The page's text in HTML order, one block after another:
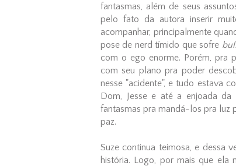
fantasmas, além de seus
pelo fato da autora inserir
acompanhar, principalmente
pose de nerd tímido que sofre
com o ego enorme. Porém, pra
com seu plano pra poder
nesse "acidente", e tudo estava
Dom, Jesse e até a enjoada
fantasmas pra mandá-los pra luz
paz.
Suze continua teimosa, e dessa
história. Logo, por mais que ela